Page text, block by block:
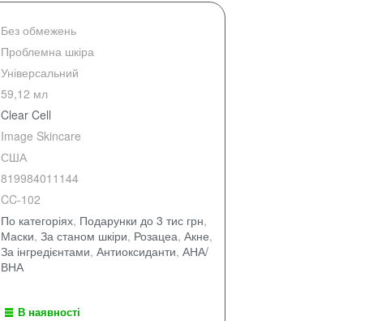
Без обмежень
Проблемна шкіра
Універсальний
59,12 мл
Clear Cell
Image Skincare
США
819984011144
CC-102
По категоріях, Подарунки до 3 тис грн,
Маски, За станом шкіри, Розацеа, Акне,
За інгредієнтами, Антиоксиданти, АНА/
ВНА
В наявності